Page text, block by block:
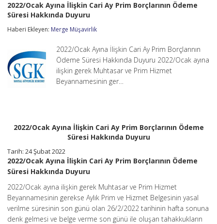
İlişkin
Cari
Prim
Ödeme
Süresi
Hakkında
Duyuru
için
2022/Ocak Ayına İlişkin Cari Ay Prim Borçlarının Ödeme
Süresi Hakkında Duyuru
Haberi Ekleyen: Merge Müşavirlik
2022/Ocak Ayına İlişkin Cari Ay Prim Borçlarının
Ödeme Süresi Hakkında Duyuru 2022/Ocak ayına
ilişkin gerek Muhtasar ve Prim Hizmet
Beyannamesinin ger…
2022/Ocak Ayına İlişkin Cari Ay Prim Borçlarının Ödeme
Süresi Hakkında Duyuru
Tarih: 24 Şubat 2022
2022/Ocak Ayına İlişkin Cari Ay Prim Borçlarının Ödeme
Süresi Hakkında Duyuru
2022/Ocak ayına ilişkin gerek Muhtasar ve Prim Hizmet
Beyannamesinin gerekse Aylık Prim ve Hizmet Belgesinin yasal
verilme süresinin son günü olan 26/2/2022 tarihinin hafta sonuna
denk gelmesi ve belge verme son günü ile oluşan tahakkukların